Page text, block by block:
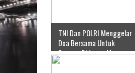
TNI Dan POLRI Menggelar
Doa Bersama Untuk
Bangsa Didepan Monas